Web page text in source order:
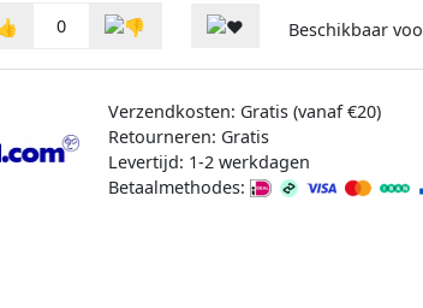
0 Beschikbaar
Verzendkosten: Gratis (vanaf €20)
Retourneren: Gratis
Levertijd: 1-2 werkdagen
Betaalmethodes: